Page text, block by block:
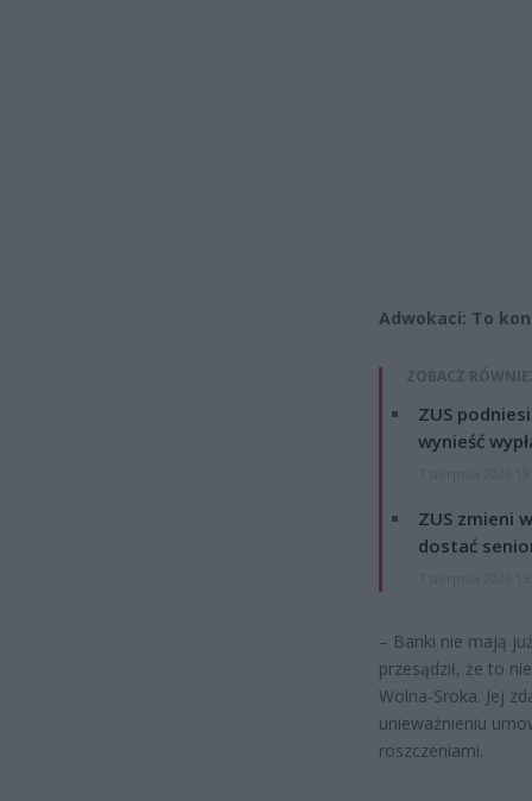
Adwokaci: To
ZOBACZ
ZUS
wynieść
ZUS zmieni
dostać
– Banki nie mają
przesądził, że to
Wolna-Sroka. Jej
unieważnieniu
roszczeniami.